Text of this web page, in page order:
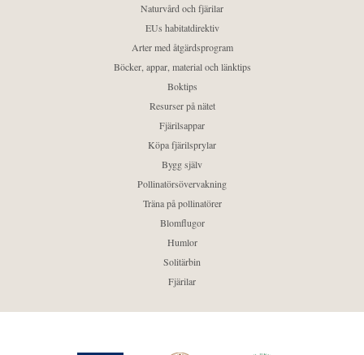
Naturvård och fjärilar
EUs habitatdirektiv
Arter med åtgärdsprogram
Böcker, appar, material och länktips
Boktips
Resurser på nätet
Fjärilsappar
Köpa fjärilsprylar
Bygg själv
Pollinatörsövervakning
Träna på pollinatörer
Blomflugor
Humlor
Solitärbin
Fjärilar